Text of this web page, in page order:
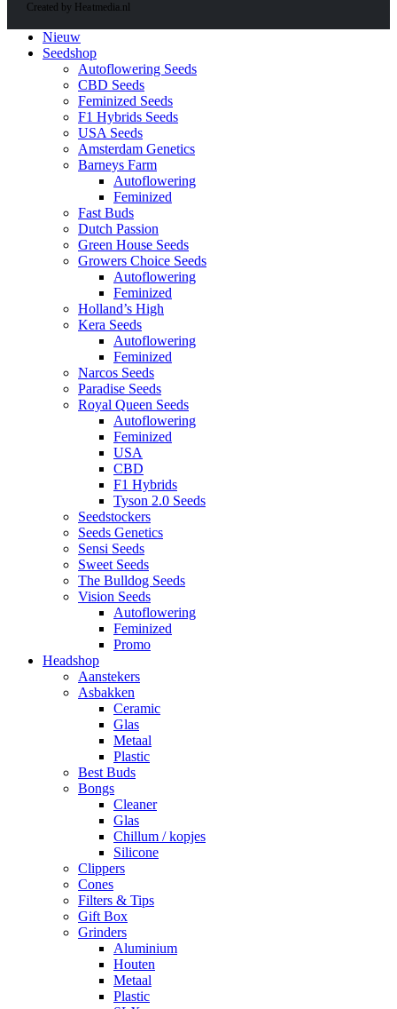
Created by Heatmedia.nl
Nieuw
Seedshop
Autoflowering Seeds
CBD Seeds
Feminized Seeds
F1 Hybrids Seeds
USA Seeds
Amsterdam Genetics
Barneys Farm
Autoflowering
Feminized
Fast Buds
Dutch Passion
Green House Seeds
Growers Choice Seeds
Autoflowering
Feminized
Holland’s High
Kera Seeds
Autoflowering
Feminized
Narcos Seeds
Paradise Seeds
Royal Queen Seeds
Autoflowering
Feminized
USA
CBD
F1 Hybrids
Tyson 2.0 Seeds
Seedstockers
Seeds Genetics
Sensi Seeds
Sweet Seeds
The Bulldog Seeds
Vision Seeds
Autoflowering
Feminized
Promo
Headshop
Aanstekers
Asbakken
Ceramic
Glas
Metaal
Plastic
Best Buds
Bongs
Cleaner
Glas
Chillum / kopjes
Silicone
Clippers
Cones
Filters & Tips
Gift Box
Grinders
Aluminium
Houten
Metaal
Plastic